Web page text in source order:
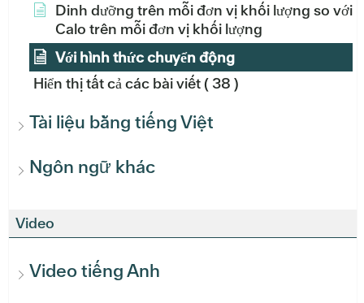
Dinh dưỡng trên mỗi đơn vị khối lượng so với
Calo trên mỗi đơn vị khối lượng
Với hình thức chuyển động
Hiển thị tất cả các bài viết( 38 )
Tài liệu bằng tiếng Việt
Ngôn ngữ khác
Video
Video tiếng Anh